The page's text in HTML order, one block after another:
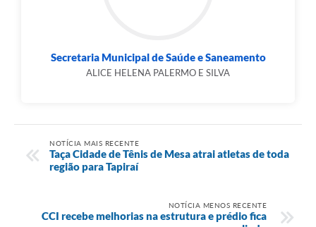
Secretaria Municipal de Saúde e Saneamento
ALICE HELENA PALERMO E SILVA
NOTÍCIA MAIS RECENTE
Taça Cidade de Tênis de Mesa atrai atletas de toda
região para Tapiraí
NOTÍCIA MENOS RECENTE
CCI recebe melhorias na estrutura e prédio fica